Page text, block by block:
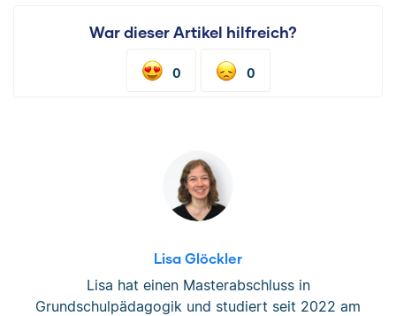
War dieser Artikel hilfreich?
0 0
Lisa Glöckler
Lisa hat einen Masterabschluss in
Grundschulpädagogik und studiert seit 2022 am